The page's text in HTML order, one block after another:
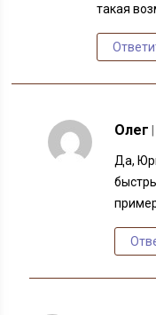
такая
Олег
Да,